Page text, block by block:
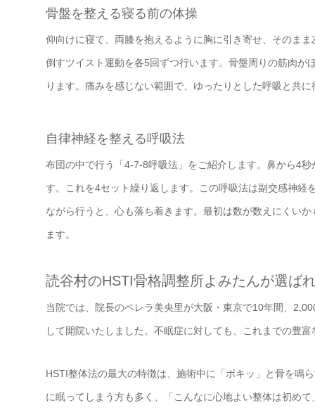
骨盤を整える寝る前の体操
仰向けに寝て、両膝を抱えるように胸に引き寄せ、そのま
倒すツイスト運動を各5回ずつ行います。骨盤周りの筋肉
ります。痛みを感じない範囲で、ゆったりとした呼吸と共
自律神経を整える呼吸法
布団の中で行う「4-7-8呼吸法」をご紹介します。鼻から4
す。これを4セット繰り返します。この呼吸法は副交感神
ながら行うと、心も落ち着きます。最初は数が数えにくい
ます。
読谷村のHSTI骨格調整所よみたんが選ば
当院では、院長のペレラ美央里が大阪・東京で10年間、
して開院いたしました。不眠症に対しても、これまでの豊
HSTI整体法の最大の特徴は、施術中に「ポキッ」と骨を鳴
に眠ってしまう方も多く、「こんなに心地よい整体は初め